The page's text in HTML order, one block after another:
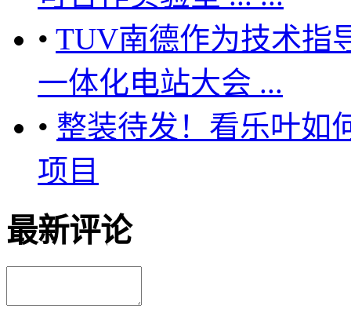
• TUV南德作为技术指
一体化电站大会 ...
• 整装待发！看乐叶如
项目
最新评论